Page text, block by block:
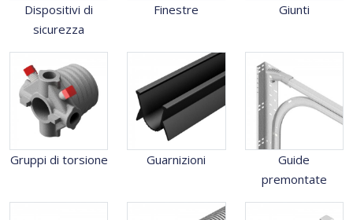
Dispositivi di
sicurezza
Finestre Giunti
Gruppi di torsione Guarnizioni
Guide
premontate